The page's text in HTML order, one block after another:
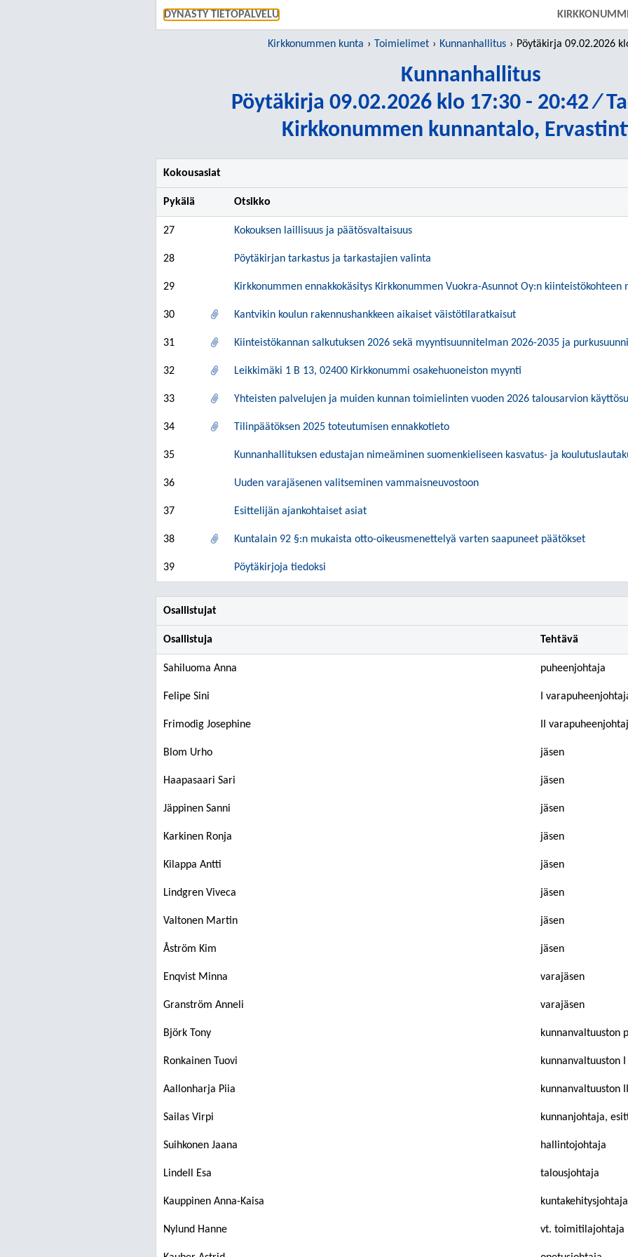
DYNASTY TIETOPALVELU
Kirkkonummen kunta Toimielimet Kunnanhallitus Pöytäkirja 09.02.2026 klo 17:30 -
Kunnanhallitus
Pöytäkirja 09.02.2026 klo 17:30 - 20:42 ⁄
Kirkkonummen kunnantalo,
Kokousasiat
Pykälä Otsikko
27 Kokouksen laillisuus ja päätösvaltaisuus
28 Pöytäkirjan tarkastus ja tarkastajien valinta
29 Kirkkonummen ennakkokäsitys Kirkkonummen Vuokra-Asunnot Oy:n kiinteistökohteen
30 Kantvikin koulun rakennushankkeen aikaiset väistötilaratkaisut
31 Kiinteistökannan salkutuksen 2026 sekä myyntisuunnitelman 2026-2035 ja
32 Leikkimäki 1 B 13, 02400 Kirkkonummi osakehuoneiston myynti
33 Yhteisten palvelujen ja muiden kunnan toimielinten vuoden 2026 talousarvion
34 Tilinpäätöksen 2025 toteutumisen ennakkotieto
35 Kunnanhallituksen edustajan nimeäminen suomenkieliseen kasvatus- ja
36 Uuden varajäsenen valitseminen vammaisneuvostoon
37 Esittelijän ajankohtaiset asiat
38 Kuntalain 92 §:n mukaista otto-oikeusmenettelyä varten saapuneet päätökset
39 Pöytäkirjoja tiedoksi
Osallistujat
Osallistuja Tehtävä
Sahiluoma Anna puheenjohtaja
Felipe Sini I
Frimodig Josephine II
Blom Urho jäsen
Haapasaari Sari jäsen
Jäppinen Sanni jäsen
Karkinen Ronja jäsen
Kilappa Antti jäsen
Lindgren Viveca jäsen
Valtonen Martin jäsen
Åström Kim jäsen
Enqvist Minna varajäsen
Granström Anneli varajäsen
Björk Tony kunnanvaltuuston
Ronkainen Tuovi kunnanvaltuuston
Aallonharja Piia kunnanvaltuuston
Sailas Virpi kunnanjohtaja,
Suihkonen Jaana hallintojohtaja
Lindell Esa talousjohtaja
Kauppinen Anna-Kaisa kuntakehitysjohtaja
Nylund Hanne vt. toimitilajohtaja